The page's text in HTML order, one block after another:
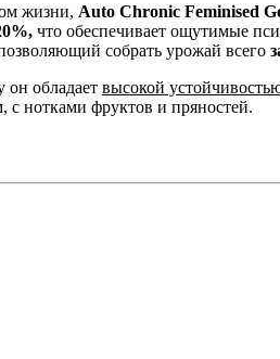
жизни, Auto Chronic Feminised
что обеспечивает ощутимые
собрать урожай всего
обладает высокой
с нотками фруктов и пряностей.